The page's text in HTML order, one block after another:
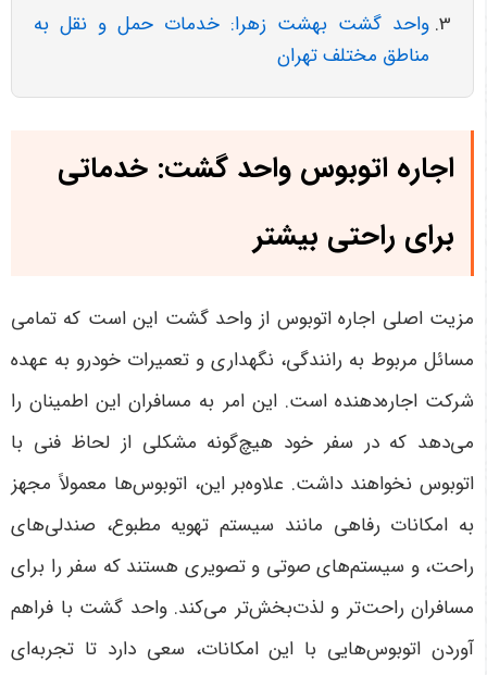
واحد گشت بهشت زهرا: خدمات حمل و نقل به
مناطق مختلف تهران
اجاره اتوبوس واحد گشت: خدماتی
برای راحتی بیشتر
مزیت اصلی اجاره اتوبوس از واحد گشت این است که تمامی
مسائل مربوط به رانندگی، نگهداری و تعمیرات خودرو به عهده
شرکت اجاره‌دهنده است. این امر به مسافران این اطمینان را
می‌دهد که در سفر خود هیچ‌گونه مشکلی از لحاظ فنی با
اتوبوس نخواهند داشت. علاوه‌بر این، اتوبوس‌ها معمولاً مجهز
به امکانات رفاهی مانند سیستم تهویه مطبوع، صندلی‌های
راحت، و سیستم‌های صوتی و تصویری هستند که سفر را برای
مسافران راحت‌تر و لذت‌بخش‌تر می‌کند. واحد گشت با فراهم
آوردن اتوبوس‌هایی با این امکانات، سعی دارد تا تجربه‌ای